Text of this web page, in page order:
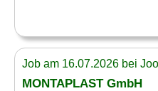
Job am 16.07.2026 bei
MONTAPLAST GmbH